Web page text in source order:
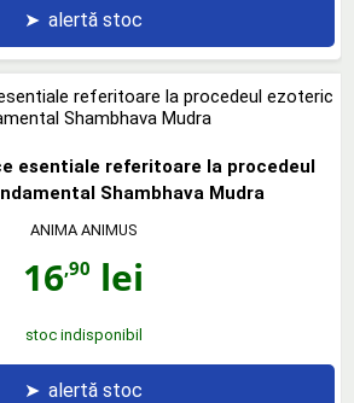
➤ alertă stoc
esentiale referitoare la procedeul
Shambhava Mudra
ANIMA ANIMUS
16,90 lei
stoc indisponibil
➤ alertă stoc